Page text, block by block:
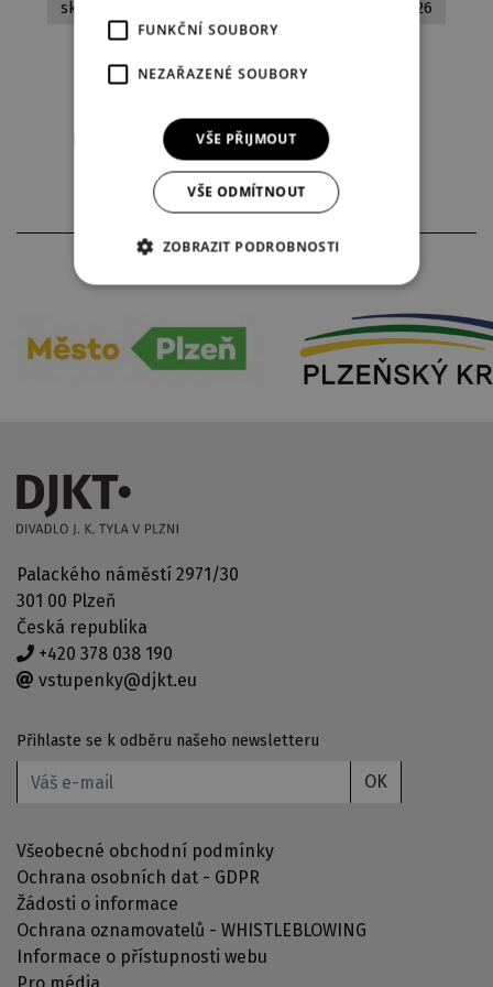
skutečný příběh
premiéry 2025/2026
Stáhnout aktuální obsazení
Palackého náměstí 2971/30
301 00 Plzeň
Česká republika
+420 378 038 190
vstupenky@djkt.eu
Přihlaste se k odběru našeho newsletteru
OK
Všeobecné obchodní podmínky
Ochrana osobních dat - GDPR
Žádosti o informace
Ochrana oznamovatelů - WHISTLEBLOWING
Informace o přístupnosti webu
FUNKČNÍ SOUBORY
NEZAŘAZENÉ SOUBORY
VŠE PŘIJMOUT
VŠE ODMÍTNOUT
ZOBRAZIT PODROBNOSTI